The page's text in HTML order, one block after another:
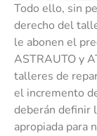
Todo ello, sin
derecho del
le abonen el
ASTRAUTO y
talleres de
el incremento
deberán definir
apropiada para